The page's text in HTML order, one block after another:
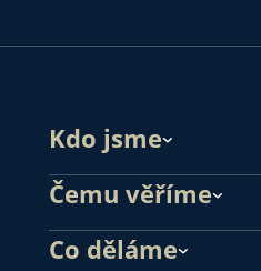
Kdo jsme
Čemu věříme
Co děláme